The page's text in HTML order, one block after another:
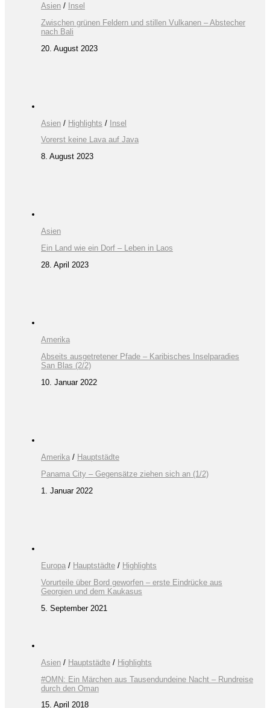
Asien / Insel
Zwischen grünen Feldern und stillen Vulkanen – Abstecher
nach Bali
20. August 2023
Asien / Highlights / Insel
Vorerst keine Lava auf Java
8. August 2023
Asien
Ein Land wie ein Dorf – Leben in Laos
28. April 2023
Amerika
Abseits ausgetretener Pfade – Karibisches Inselparadies
San Blas (2/2)
10. Januar 2022
Amerika / Hauptstädte
Panama City – Gegensätze ziehen sich an (1/2)
1. Januar 2022
Europa / Hauptstädte / Highlights
Vorurteile über Bord geworfen – erste Eindrücke aus
Georgien und dem Kaukasus
5. September 2021
Asien / Hauptstädte / Highlights
#OMN: Ein Märchen aus Tausendundeine Nacht – Rundreise
durch den Oman
15. April 2018